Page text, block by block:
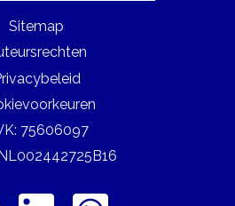
Sitemap
75606097